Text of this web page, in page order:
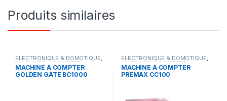
Produits similaires
ELECTRONIQUE & DOMOTIQUE,
MACHINES A COMPTER
MACHINE A COMPTER
GOLDEN GATE BC1000
ELECTRONIQUE & DOMOTIQUE,
MACHINES A COMPTER
MACHINE A COMPTER
PREMAX CC100